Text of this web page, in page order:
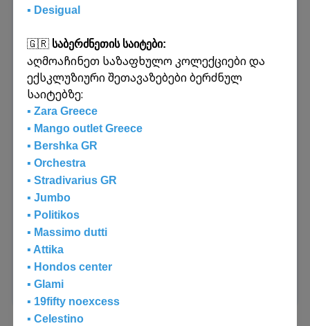
მსოფლიოს ნებისმიერი ქვეყნიდან
საზღვაო და საჰაერო გზებით. ასევე
გთავაზობთ საბაჟო მომსახურებასა და
ტვირთის დაზღვევას.
გაიგეთ მეტი
▪️ Desigual
🇬🇷 საბერძნეთის საიტები:
აღმოაჩინეთ საზაფხულო კოლექციები და
ექსკლუზიური შეთავაზებები ბერძნულ
საიტებზე:
▪️ Zara Greece
▪️ Mango outlet Greece
▪️ Bershka GR
▪️ Orchestra
▪️ Stradivarius GR
▪️ Jumbo
▪️ Politikos
▪️ Massimo dutti
▪️ Attika
▪️ Hondos center
▪️ Glami
▪️ 19fifty noexcess
▪️ Celestino